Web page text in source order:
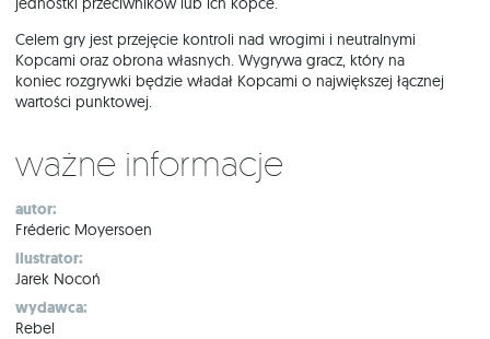
Celem gry jest przejęcie kontroli nad wrogimi i neutralnymi
Kopcami oraz obrona własnych. Wygrywa gracz, który na
koniec rozgrywki będzie władał Kopcami o największej łącznej
wartości punktowej.
Ważne informacje
autor:
Fréderic Moyersoen
ilustrator:
Jarek Nocoń
wydawca:
Rebel